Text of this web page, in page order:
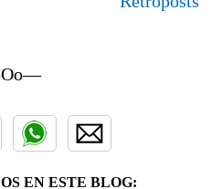
EN ESTE BLOG: